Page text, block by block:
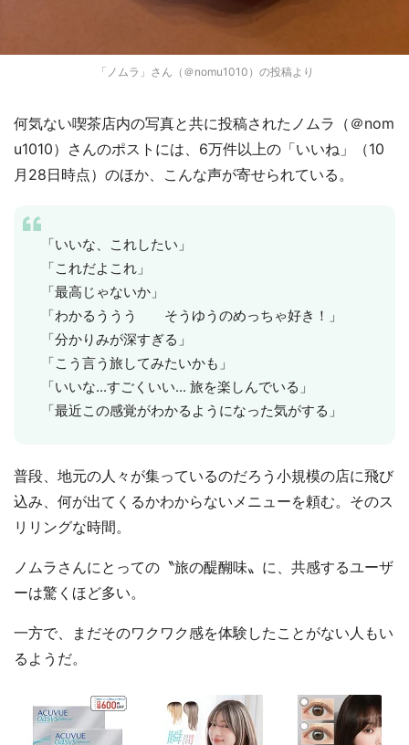
「ノムラ」さん（＠nomu1010）の投稿より
何気ない喫茶店内の写真と共に投稿されたノムラ（＠nom
u1010）さんのポストには、6万件以上の「いいね」（10
月28日時点）のほか、こんな声が寄せられている。
「いいな、これしたい」
「これだよこれ」
「最高じゃないか」
「わかるううう そうゆうのめっちゃ好き！」
「分かりみが深すぎる」
「こう言う旅してみたいかも」
「いいな...すごくいい... 旅を楽しんでいる」
「最近この感覚がわかるようになった気がする」
普段、地元の人々が集っているのだろう小規模の店に飛び
込み、何が出てくるかわからないメニューを頼む。そのス
リリングな時間。
ノムラさんにとっての〝旅の醍醐味〟に、共感するユーザ
ーは驚くほど多い。
一方で、まだそのワクワク感を体験したことがない人もい
るようだ。